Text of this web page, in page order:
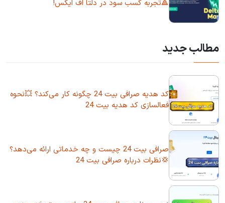
🔺تجربه کسب سود در دلتا اف ایکس!
مطالب جدید
کد هدیه صرافی بیت 24 چگونه کار می‌کند؟ 💥نحوه
فعالسازی کد هدیه بیت 24
صرافی بیت 24 چیست و چه خدماتی ارائه می‌دهد؟
💢نظرات درباره صرافی بیت 24